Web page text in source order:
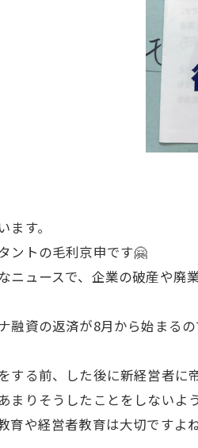
ます。
ントの毛利京申です🤗
ニュースで、企業の破産や廃
融資の返済が8月から始まる
する前、した後に新経営者に
まりそうしたことをしないよう
育や経営者教育は大切ですよ